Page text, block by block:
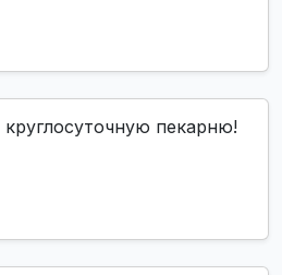
круглосуточную пекарню!